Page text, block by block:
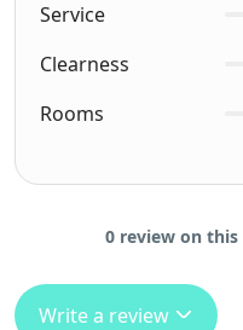
Service
Clearness
Rooms
0 review on this
Write a review